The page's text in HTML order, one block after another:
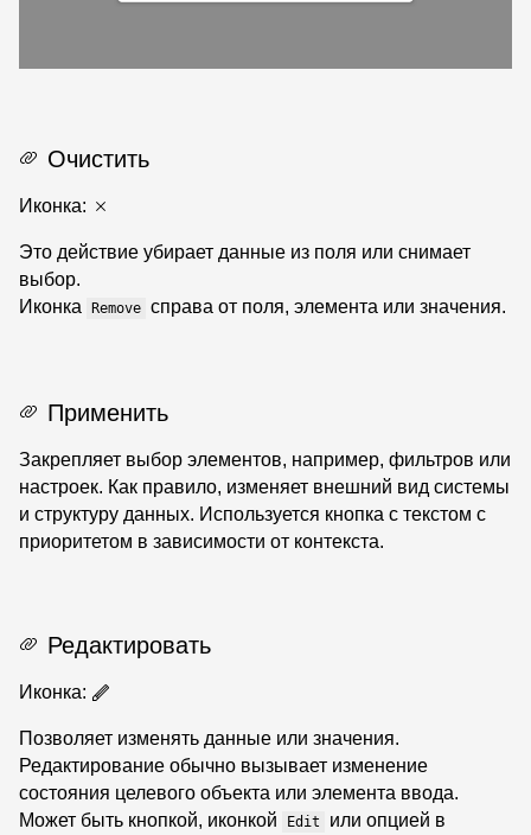
Очистить
Иконка:
Это действие убирает данные из поля или снимает
выбор.
Иконка
Remove справа от поля, элемента или значения.
Применить
Закрепляет выбор элементов, например, фильтров или
настроек. Как правило, изменяет внешний вид системы
и структуру данных. Используется кнопка с текстом с
приоритетом в зависимости от контекста.
Редактировать
Иконка:
Позволяет изменять данные или значения.
Редактирование обычно вызывает изменение
состояния целевого объекта или элемента ввода.
Может быть кнопкой, иконкой
Edit
или опцией в